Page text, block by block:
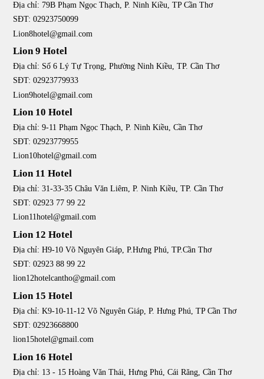
Địa chỉ: 79B Phạm Ngọc Thạch, P. Ninh Kiều, TP Cần Thơ
SĐT: 02923750099
Lion8hotel@gmail.com
Lion 9 Hotel
Địa chỉ: Số 6 Lý Tự Trọng, Phường Ninh Kiều, TP. Cần Thơ
SĐT: 02923779933
Lion9hotel@gmail.com
Lion 10 Hotel
Địa chỉ: 9-11 Phạm Ngọc Thạch, P. Ninh Kiều, Cần Thơ
SĐT: 02923779955
Lion10hotel@gmail.com
Lion 11 Hotel
Địa chỉ: 31-33-35 Châu Văn Liêm, P. Ninh Kiều, TP. Cần Thơ
SĐT: 02923 77 99 22
Lion11hotel@gmail.com
Lion 12 Hotel
Địa chỉ: H9-10 Võ Nguyên Giáp, P.Hưng Phú, TP.Cần Thơ
SĐT: 02923 88 99 22
lion12hotelcantho@gmail.com
Lion 15 Hotel
Địa chỉ: K9-10-11-12 Võ Nguyên Giáp, P. Hưng Phú, TP Cần Thơ
SĐT: 02923668800
lion15hotel@gmail.com
Lion 16 Hotel
Địa chỉ: 13 - 15 Hoàng Văn Thái, Hưng Phú, Cái Răng, Cần Thơ